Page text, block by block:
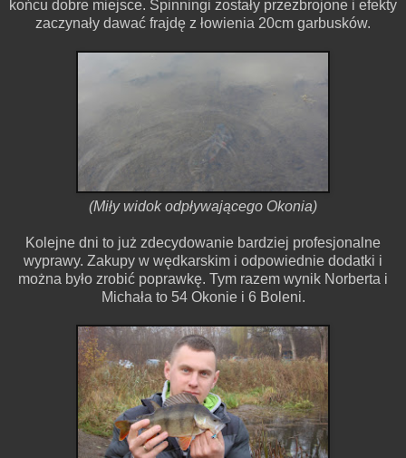
końcu dobre miejsce. Spinningi zostały przezbrojone i efekty
zaczynały dawać frajdę z łowienia 20cm garbusków.
(Miły widok odpływającego Okonia)
Kolejne dni to już zdecydowanie bardziej profesjonalne
wyprawy. Zakupy w wędkarskim i odpowiednie dodatki i
można było zrobić poprawkę. Tym razem wynik Norberta i
Michała to 54 Okonie i 6 Boleni.